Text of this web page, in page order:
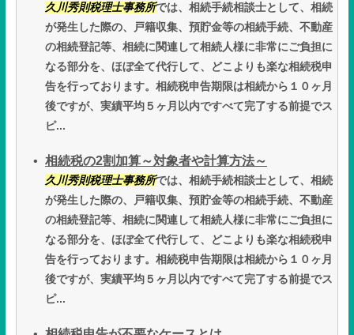
久川秀則税理士事務所では、相続手続相談士として、相続
が発生した際の、戸籍収集、預貯金等の相続手続、不動産
の相続登記等、相続に関連して相続人様に非常にご負担に
なる部分を、ほぼ全て代行して、どこよりも楽な相続税申
告を行っております。相続税申告期限は相続から１０ヶ月
後ですが、実績平均５ヶ月以内ですべて完了する前提でス
ピ...
相続税の2割加算～対象者や計算方法～
久川秀則税理士事務所では、相続手続相談士として、相続
が発生した際の、戸籍収集、預貯金等の相続手続、不動産
の相続登記等、相続に関連して相続人様に非常にご負担に
なる部分を、ほぼ全て代行して、どこよりも楽な相続税申
告を行っております。相続税申告期限は相続から１０ヶ月
後ですが、実績平均５ヶ月以内ですべて完了する前提でス
ピ...